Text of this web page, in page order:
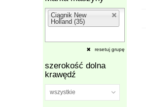
Ciągnik New
Holland (35)
resetuj grupę
szerokość dolna
krawędź
wszystkie